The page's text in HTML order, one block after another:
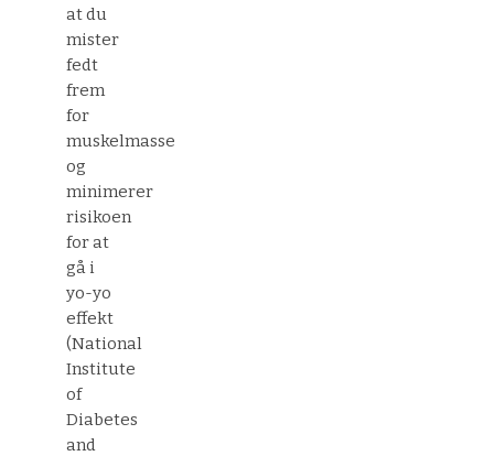
at du
mister
fedt
frem
for
muskelmasse
og
minimerer
risikoen
for at
gå i
yo-yo
effekt
(National
Institute
of
Diabetes
and